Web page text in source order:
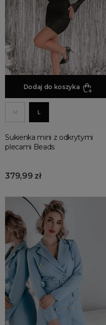
Żółte Sukienki
Dodaj do koszyka
M L
Sukienka mini z odkrytymi
plecami Beads
379,99 zł